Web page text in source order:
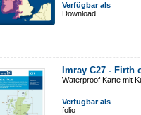
Verfügbar als
Download
Imray C27 - Firth
Waterproof Karte mit
Verfügbar als
folio